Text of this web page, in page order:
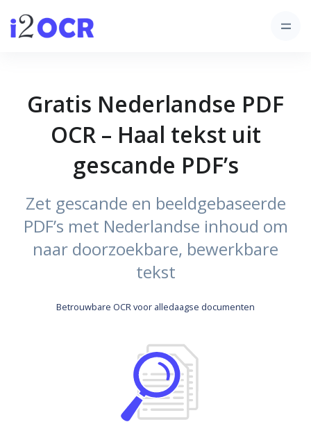
Gratis Nederlandse PDF
OCR – Haal tekst uit
gescande PDF’s
Zet gescande en beeldgebaseerde
PDF’s met Nederlandse inhoud om
naar doorzoekbare, bewerkbare
tekst
Betrouwbare OCR voor alledaagse documenten